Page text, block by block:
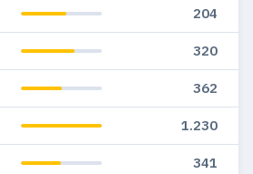
204
320
362
1.230
341